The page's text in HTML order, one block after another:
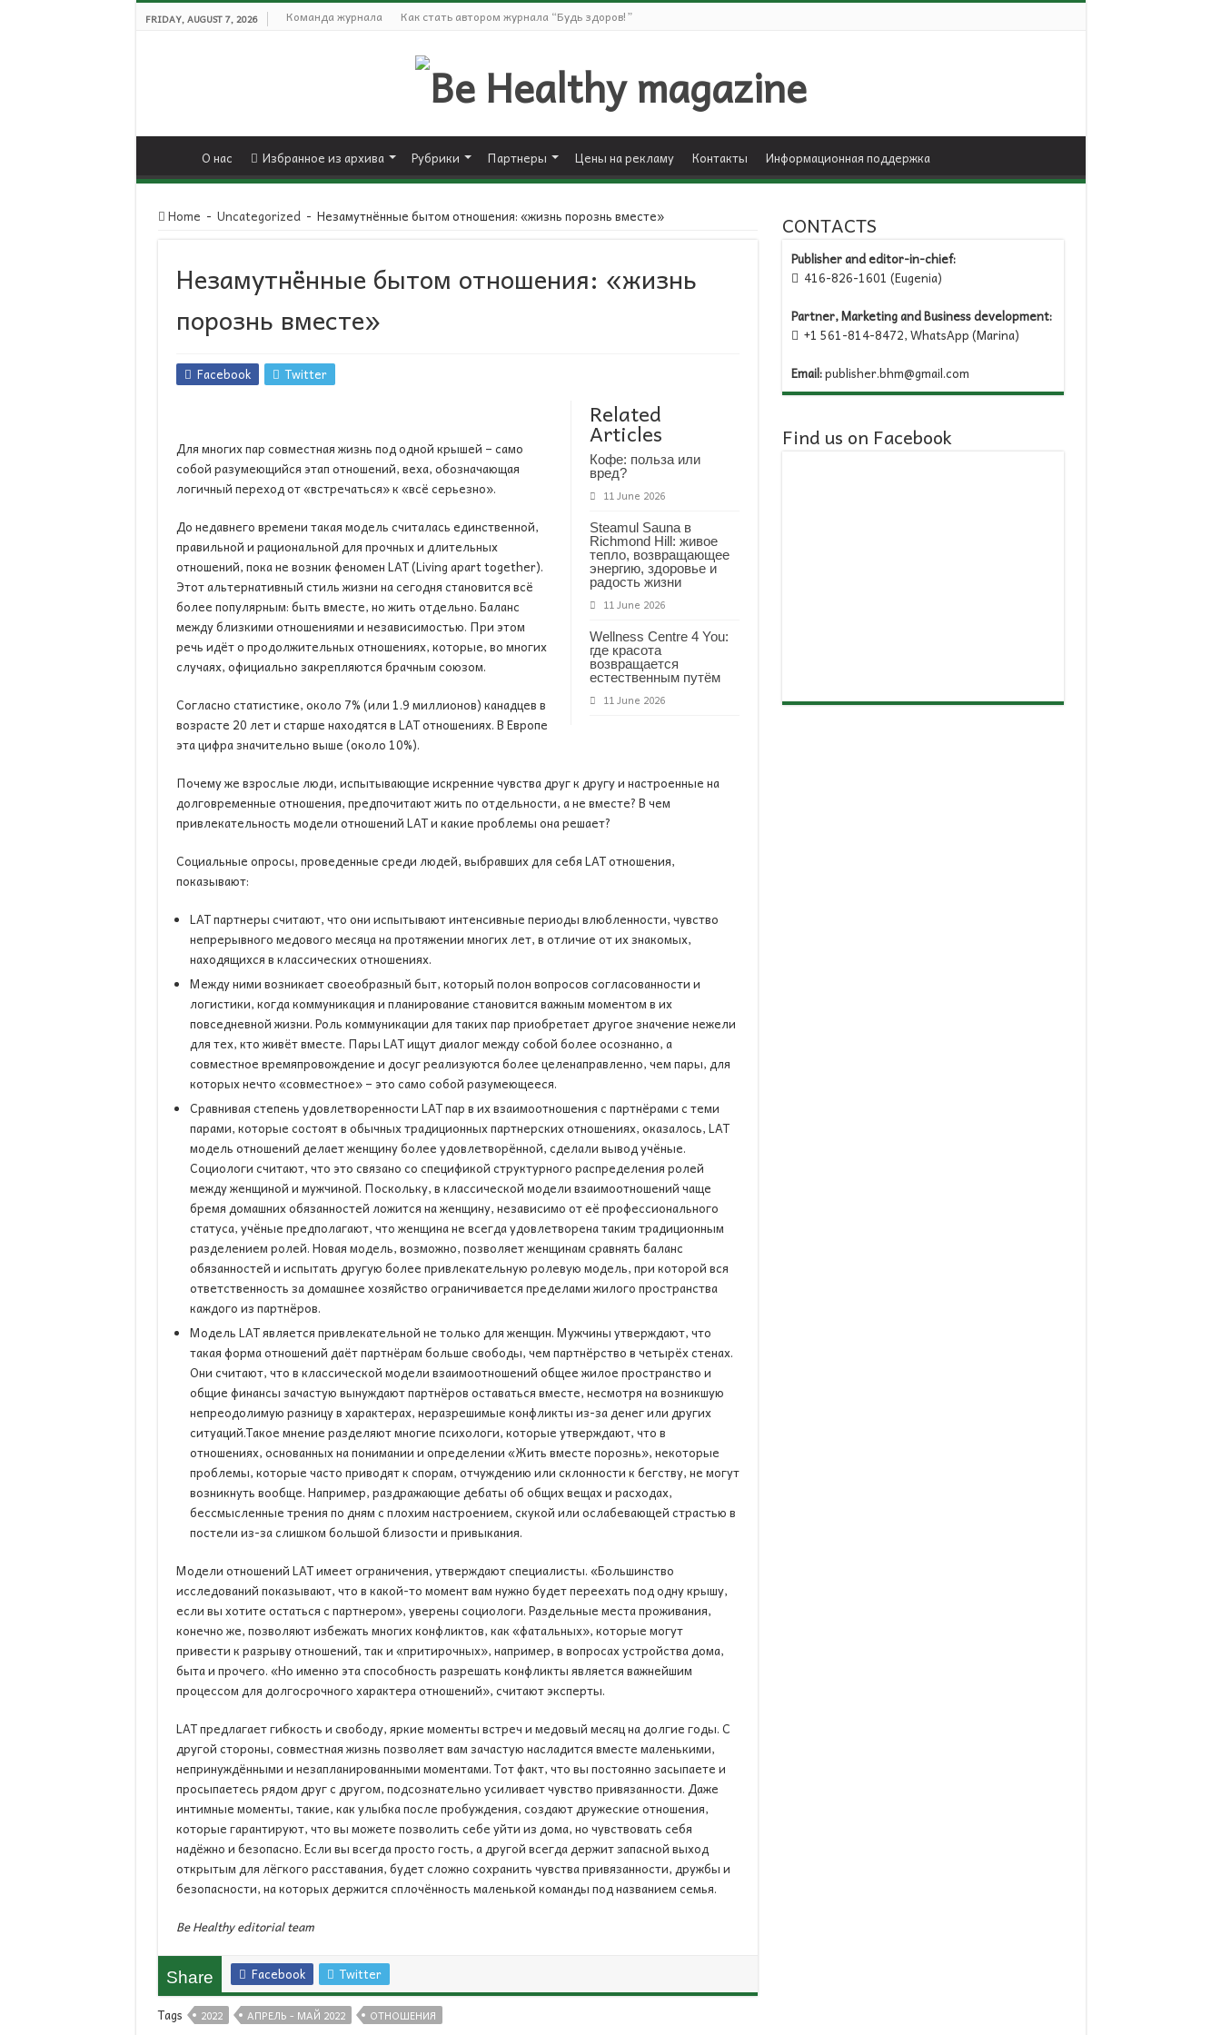
FRIDAY, AUGUST 7, 2026 Команда журнала Как стать автором журнала “Будь здоров!”
О нас Избранное из архива Рубрики Партнеры Цены на рекламу Контакты Информационная поддержка
Home - Uncategorized - Незамутнённые бытом отношения: «жизнь порознь вместе»
Незамутнённые бытом отношения: «жизнь
порознь вместе»
Facebook Twitter
Related
Articles
Кофе: польза или
вред?
11 June 2026
Steamul Sauna в
Richmond Hill: живое
тепло, возвращающее
энергию, здоровье и
радость жизни
11 June 2026
Wellness Centre 4 You:
где красота
возвращается
естественным путём
11 June 2026
Для многих пар совместная жизнь под одной крышей – само
собой разумеющийся этап отношений, веха, обозначающая
логичный переход от «встречаться» к «всё серьезно».
До недавнего времени такая модель считалась единственной,
правильной и рациональной для прочных и длительных
отношений, пока не возник феномен LAT (Living apart together).
Этот альтернативный стиль жизни на сегодня становится всё
более популярным: быть вместе, но жить отдельно. Баланс
между близкими отношениями и независимостью. При этом
речь идёт о продолжительных отношениях, которые, во многих
случаях, официально закрепляются брачным союзом.
Согласно статистике, около 7% (или 1.9 миллионов) канадцев в
возрасте 20 лет и старше находятся в LAT отношениях. В Европе
эта цифра значительно выше (около 10%).
Почему же взрослые люди, испытывающие искренние чувства друг к другу и настроенные на
долговременные отношения, предпочитают жить по отдельности, а не вместе? В чем
привлекательность модели отношений LAT и какие проблемы она решает?
Социальные опросы, проведенные среди людей, выбравших для себя LAT отношения,
показывают:
LAT партнеры считают, что они испытывают интенсивные периоды влюбленности, чувство
непрерывного медового месяца на протяжении многих лет, в отличие от их знакомых,
находящихся в классических отношениях.
Между ними возникает своеобразный быт, который полон вопросов согласованности и
логистики, когда коммуникация и планирование становится важным моментом в их
повседневной жизни. Роль коммуникации для таких пар приобретает другое значение нежели
для тех, кто живёт вместе. Пары LAT ищут диалог между собой более осознанно, а
совместное времяпровождение и досуг реализуются более целенаправленно, чем пары, для
которых нечто «совместное» – это само собой разумеющееся.
Сравнивая степень удовлетворенности LAT пар в их взаимоотношения с партнёрами с теми
парами, которые состоят в обычных традиционных партнерских отношениях, оказалось, LAT
модель отношений делает женщину более удовлетворённой, сделали вывод учёные.
Социологи считают, что это связано со спецификой структурного распределения ролей
между женщиной и мужчиной. Поскольку, в классической модели взаимоотношений чаще
бремя домашних обязанностей ложится на женщину, независимо от её профессионального
статуса, учёные предполагают, что женщина не всегда удовлетворена таким традиционным
разделением ролей. Новая модель, возможно, позволяет женщинам сравнять баланс
обязанностей и испытать другую более привлекательную ролевую модель, при которой вся
ответственность за домашнее хозяйство ограничивается пределами жилого пространства
каждого из партнёров.
Модель LAT является привлекательной не только для женщин. Мужчины утверждают, что
такая форма отношений даёт партнёрам больше свободы, чем партнёрство в четырёх стенах.
Они считают, что в классической модели взаимоотношений общее жилое пространство и
общие финансы зачастую вынуждают партнёров оставаться вместе, несмотря на возникшую
непреодолимую разницу в характерах, неразрешимые конфликты из-за денег или других
ситуаций.Такое мнение разделяют многие психологи, которые утверждают, что в
отношениях, основанных на понимании и определении «Жить вместе порознь», некоторые
проблемы, которые часто приводят к спорам, отчуждению или склонности к бегству, не могут
возникнуть вообще. Например, раздражающие дебаты об общих вещах и расходах,
бессмысленные трения по дням с плохим настроением, скукой или ослабевающей страстью в
постели из-за слишком большой близости и привыкания.
Модели отношений LAT имеет ограничения, утверждают специалисты. «Большинство
исследований показывают, что в какой-то момент вам нужно будет переехать под одну крышу,
если вы хотите остаться с партнером», уверены социологи. Раздельные места проживания,
конечно же, позволяют избежать многих конфликтов, как «фатальных», которые могут
привести к разрыву отношений, так и «притирочных», например, в вопросах устройства дома,
быта и прочего. «Но именно эта способность разрешать конфликты является важнейшим
процессом для долгосрочного характера отношений», считают эксперты.
LAT предлагает гибкость и свободу, яркие моменты встреч и медовый месяц на долгие годы. С
другой стороны, совместная жизнь позволяет вам зачастую насладится вместе маленькими,
непринуждёнными и незапланированными моментами. Тот факт, что вы постоянно засыпаете и
просыпаетесь рядом друг с другом, подсознательно усиливает чувство привязанности. Даже
интимные моменты, такие, как улыбка после пробуждения, создают дружеские отношения,
которые гарантируют, что вы можете позволить себе уйти из дома, но чувствовать себя
надёжно и безопасно. Если вы всегда просто гость, а другой всегда держит запасной выход
открытым для лёгкого расставания, будет сложно сохранить чувства привязанности, дружбы и
безопасности, на которых держится сплочённость маленькой команды под названием семья.
Be Healthy editorial team
Share Facebook Twitter
Tags 2022 АПРЕЛЬ - МАЙ 2022 ОТНОШЕНИЯ
CONTACTS
Publisher and editor-in-chief:
 416-826-1601 (Eugenia)
Partner, Marketing and Business development:
 +1 561-814-8472, WhatsApp (Marina)
Email:publisher.bhm@gmail.com
Find us on Facebook